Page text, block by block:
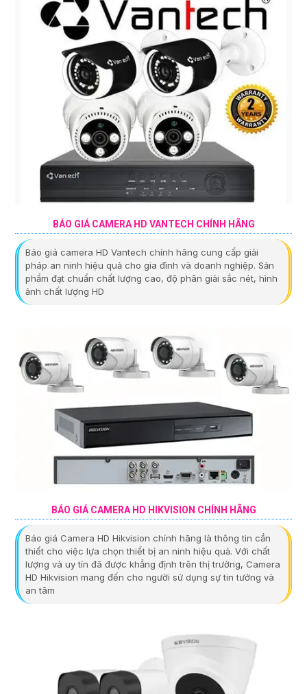
BÁO GIÁ CAMERA HD VANTECH CHÍNH HÃNG
Báo giá camera HD Vantech chính hãng cung cấp giải
pháp an ninh hiệu quả cho gia đình và doanh nghiệp. Sản
phẩm đạt chuẩn chất lượng cao, độ phân giải sắc nét, hình
ảnh chất lượng HD
BÁO GIÁ CAMERA HD HIKVISION CHÍNH HÃNG
Báo giá Camera HD Hikvision chính hãng là thông tin cần
thiết cho việc lựa chọn thiết bị an ninh hiệu quả. Với chất
lượng và uy tín đã được khẳng định trên thị trường, Camera
HD Hikvision mang đến cho người sử dụng sự tin tưởng và
an tâm